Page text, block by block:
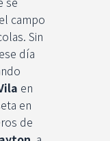
campo
Sin
día
en
en
de